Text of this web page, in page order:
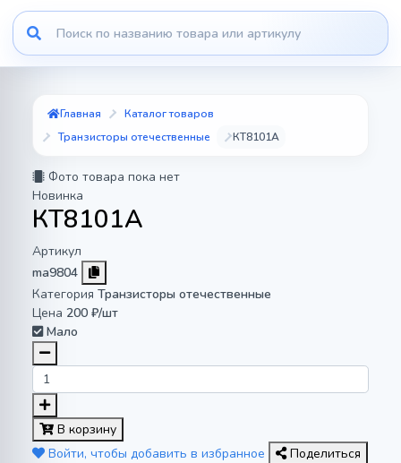
Главная
Каталог товаров
Транзисторы отечественные
КТ8101А
Фото товара пока нет
Новинка
КТ8101А
Артикул
ma9804
Категория Транзисторы отечественные
Цена 200 ₽/шт
Мало
В корзину
Войти, чтобы добавить в избранное
Поделиться